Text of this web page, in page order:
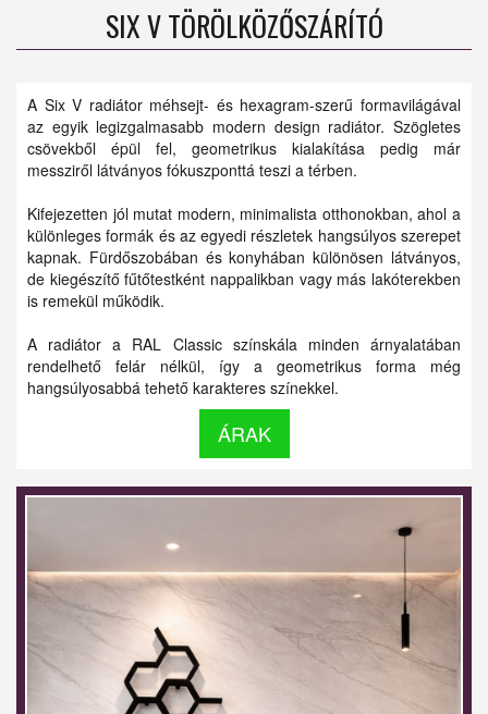
SIX V TÖRÖLKÖZŐSZÁRÍTÓ
A Six V radiátor méhsejt- és hexagram-szerű formavilágával
az egyik legizgalmasabb modern design radiátor. Szögletes
csövekből épül fel, geometrikus kialakítása pedig már
messziről látványos fókuszponttá teszi a térben.
Kifejezetten jól mutat modern, minimalista otthonokban, ahol a
különleges formák és az egyedi részletek hangsúlyos szerepet
kapnak. Fürdőszobában és konyhában különösen látványos,
de kiegészítő fűtőtestként nappalikban vagy más lakóterekben
is remekül működik.
A radiátor a RAL Classic színskála minden árnyalatában
rendelhető felár nélkül, így a geometrikus forma még
hangsúlyosabbá tehető karakteres színekkel.
ÁRAK